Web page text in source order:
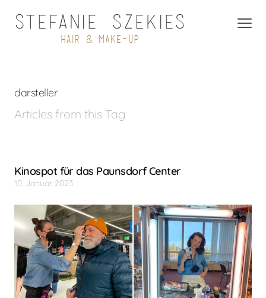
darsteller
Articles from this Tag
Kinospot für das Paunsdorf Center
10. Januar 2023